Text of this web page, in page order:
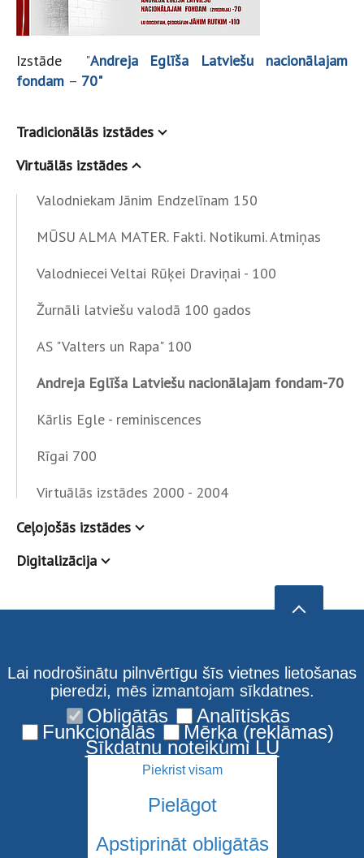
Izstāde "Andreja Eglīša Latviešu nacionālajam
fondam – 70"
Tradicionālās izstādes
Virtuālās izstādes
Valodniekam Jānim Endzelīnam 150
MŪSU ALMA MATER. Fakti. Notikumi. Atmiņas
Valodniecei Veltai Rūķei Draviņai - 100
Žurnāli latviešu valodā 100 gados
AS "Valters un Rapa" 100
Andreja Eglīša Latviešu nacionālajam fondam-70
Kārlis Egle - reminiscences
Rīgai 700
Virtuālās izstādes 2000 - 2004
Ceļojošās izstādes
Digitalizācija
Lai nodrošinātu pilnvērtīgu šīs vietnes lietošanas
pieredzi, mēs izmantojam sīkdatnes.
Obligātās Analītiskās
Funkcionālās Mērķa (reklāmas)
Sīkdatņu noteikumi LU
Piekrist visam
Pielāgot
Apstiprināt obligātās